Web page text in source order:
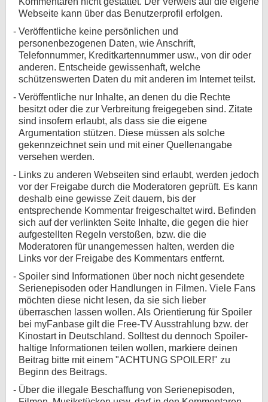
Webseite kann über das Benutzerprofil erfolgen.
Veröffentliche keine persönlichen und
personenbezogenen Daten, wie Anschrift,
Telefonnummer, Kreditkartennummer usw., von dir oder
anderen. Entscheide gewissenhaft, welche
schützenswerten Daten du mit anderen im Internet teilst.
Veröffentliche nur Inhalte, an denen du die Rechte
besitzt oder die zur Verbreitung freigegeben sind. Zitate
sind insofern erlaubt, als dass sie die eigene
Argumentation stützen. Diese müssen als solche
gekennzeichnet sein und mit einer Quellenangabe
versehen werden.
Links zu anderen Webseiten sind erlaubt, werden jedoch
vor der Freigabe durch die Moderatoren geprüft. Es kann
deshalb eine gewisse Zeit dauern, bis der
entsprechende Kommentar freigeschaltet wird. Befinden
sich auf der verlinkten Seite Inhalte, die gegen die hier
aufgestellten Regeln verstoßen, bzw. die die
Moderatoren für unangemessen halten, werden die
Links vor der Freigabe des Kommentars entfernt.
Spoiler sind Informationen über noch nicht gesendete
Serienepisoden oder Handlungen in Filmen. Viele Fans
möchten diese nicht lesen, da sie sich lieber
überraschen lassen wollen. Als Orientierung für Spoiler
bei myFanbase gilt die Free-TV Ausstrahlung bzw. der
Kinostart in Deutschland. Solltest du dennoch Spoiler-
haltige Informationen teilen wollen, markiere deinen
Beitrag bitte mit einem "ACHTUNG SPOILER!" zu
Beginn des Beitrags.
Über die illegale Beschaffung von Serienepisoden,